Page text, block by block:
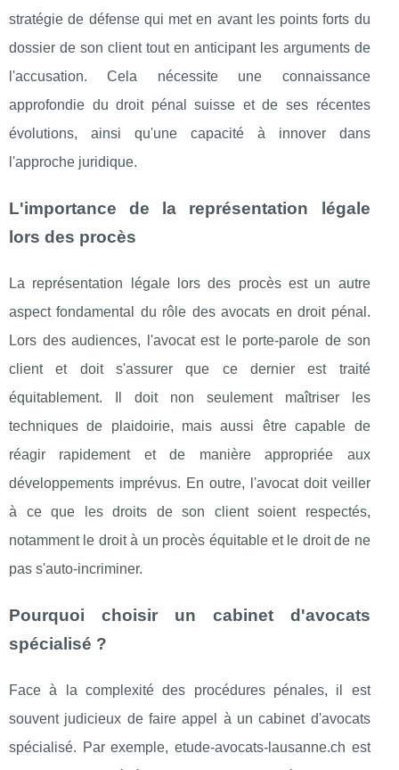
stratégie de défense qui met en avant les points forts du
dossier de son client tout en anticipant les arguments de
l'accusation. Cela nécessite une connaissance
approfondie du droit pénal suisse et de ses récentes
évolutions, ainsi qu'une capacité à innover dans
l'approche juridique.
L'importance de la représentation légale
lors des procès
La représentation légale lors des procès est un autre
aspect fondamental du rôle des avocats en droit pénal.
Lors des audiences, l'avocat est le porte-parole de son
client et doit s'assurer que ce dernier est traité
équitablement. Il doit non seulement maîtriser les
techniques de plaidoirie, mais aussi être capable de
réagir rapidement et de manière appropriée aux
développements imprévus. En outre, l'avocat doit veiller
à ce que les droits de son client soient respectés,
notamment le droit à un procès équitable et le droit de ne
pas s'auto-incriminer.
Pourquoi choisir un cabinet d'avocats
spécialisé ?
Face à la complexité des procédures pénales, il est
souvent judicieux de faire appel à un cabinet d'avocats
spécialisé. Par exemple, etude-avocats-lausanne.ch est